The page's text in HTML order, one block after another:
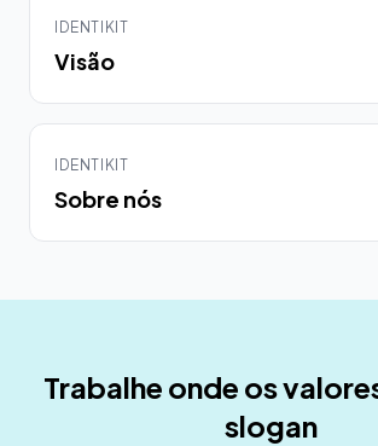
IDENTIKIT
Visão
IDENTIKIT
Sobre nós
Trabalhe onde os
slogan